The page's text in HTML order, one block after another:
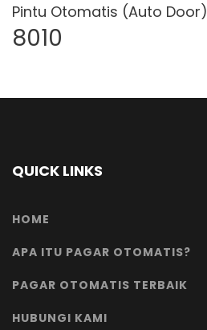
Pintu Otomatis (Auto Door)
8010
QUICK LINKS
HOME
APA ITU PAGAR OTOMATIS?
PAGAR OTOMATIS TERBAIK
HUBUNGI KAMI